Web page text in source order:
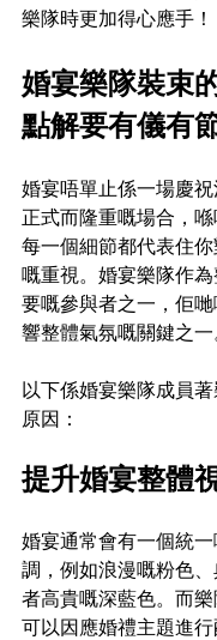
樂隊時更加得心應手！
婚宴樂隊裝束
點解要有儀有
婚宴唔單止係一場慶
正式而隆重嘅場合，喺
每一個細節都代表住
嘅重視。婚宴樂隊作
要嘅參與者之一，佢
響整體氣氛嘅關鍵之一
以下係婚宴樂隊成員
原因：
提升婚宴整體
婚宴通常會有一個統
調，例如浪漫嘅粉色
者高貴嘅深藍色。而
可以因應婚禮主題進